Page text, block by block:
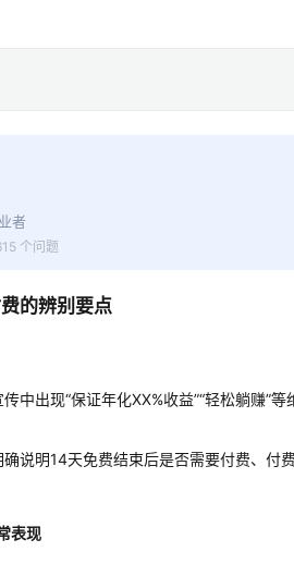
者
个问题
的辨别要点
传中出现“保证年化XX%收益”“轻松躺赚”
确说明14天免费结束后是否需要付费、付
表现